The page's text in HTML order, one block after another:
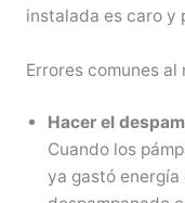
instalada es caro y
Errores comunes al
Hacer el
Cuando los
ya gastó energía